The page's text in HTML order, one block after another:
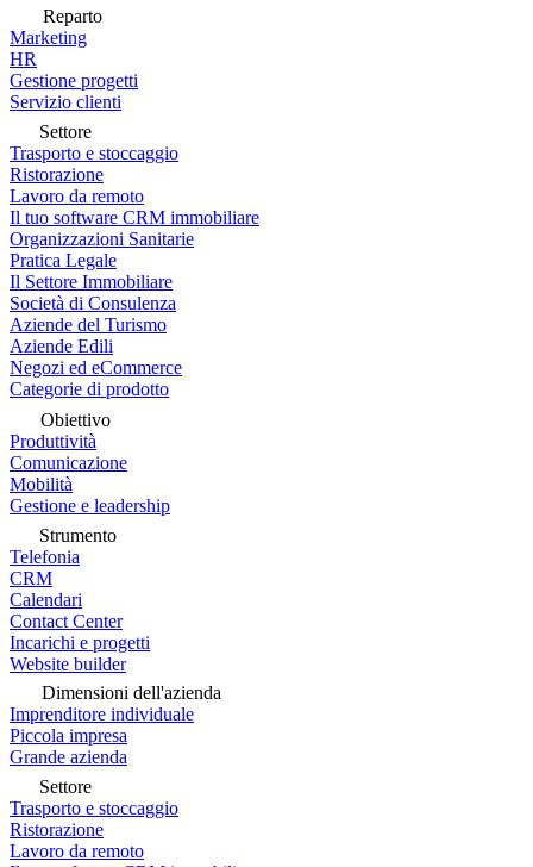
Reparto
Marketing
HR
Gestione progetti
Servizio clienti
Settore
Trasporto e stoccaggio
Ristorazione
Lavoro da remoto
Il tuo software CRM immobiliare
Organizzazioni Sanitarie
Pratica Legale
Il Settore Immobiliare
Società di Consulenza
Aziende del Turismo
Aziende Edili
Negozi ed eCommerce
Categorie di prodotto
Obiettivo
Produttività
Comunicazione
Mobilità
Gestione e leadership
Strumento
Telefonia
CRM
Calendari
Contact Center
Incarichi e progetti
Website builder
Dimensioni dell'azienda
Imprenditore individuale
Piccola impresa
Grande azienda
Settore
Trasporto e stoccaggio
Ristorazione
Lavoro da remoto